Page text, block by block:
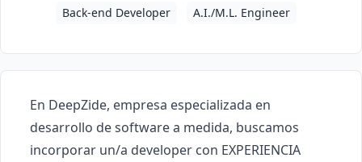
Back-end Developer
A.I./M.L. Engineer
En DeepZide, empresa especializada en
desarrollo de software a medida, buscamos
incorporar un/a developer con EXPERIENCIA